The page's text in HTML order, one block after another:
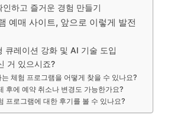
인하고 즐거운 경험 만들기
예매 사이트, 앞으로 이렇게 발전
큐레이션 강화 및 AI 기술 도입
거 있으시죠?
체험 프로그램을 어떻게 찾을 수 있나요?
후에 예약 취소나 변경도 가능한가요?
프로그램에 대한 후기를 볼 수 있나요?